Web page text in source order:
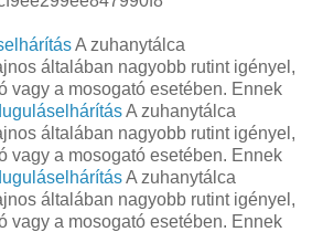
A zuhanytálca
általában nagyobb rutint igényel,
vagy a mosogató esetében. Ennek
A zuhanytálca
általában nagyobb rutint igényel,
vagy a mosogató esetében. Ennek
A zuhanytálca
általában nagyobb rutint igényel,
vagy a mosogató esetében. Ennek